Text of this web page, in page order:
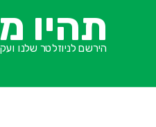
תהיו
הירשם לניוזלטר שלנו